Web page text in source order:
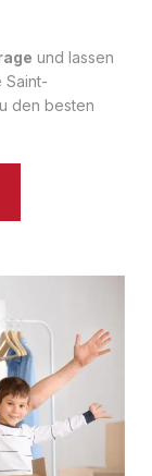
und lassen
Saint-
den besten